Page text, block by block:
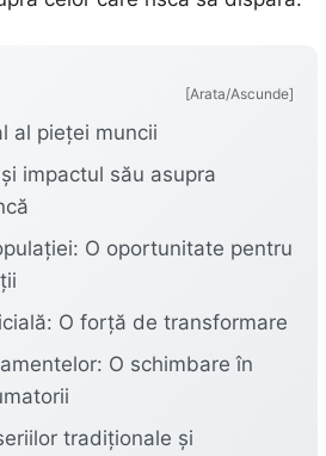
[Arata/Ascunde]
al pieței muncii
impactul său asupra
O oportunitate pentru
O forță de transformare
O schimbare în
tradiționale și